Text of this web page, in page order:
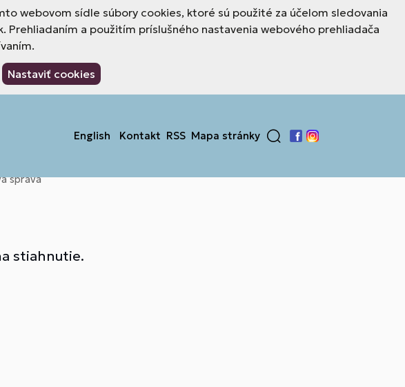
webovom sídle súbory cookies, ktoré sú použité za účelom sledovania
a použitím príslušného nastavenia webového prehliadača
Nastaviť cookies
English Kontakt RSS Mapa stránky
Facebook
Instagram
správa
stiahnutie.